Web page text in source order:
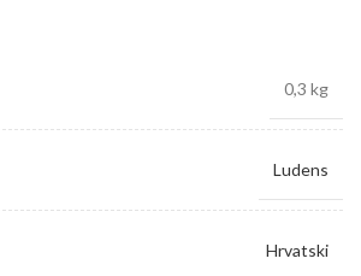
0,3 kg
Ludens
Hrvatski